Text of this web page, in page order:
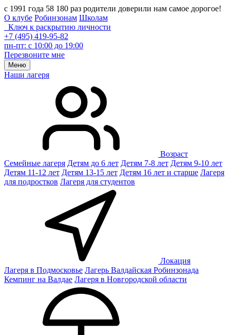
с 1991 года 58 180 раз родители доверили нам самое дорогое!
О клубе Робинзонам Школам
Ключ к раскрытию личности
+7 (495) 419-95-82
пн-пт: с 10:00 до 19:00
Перезвоните мне
Меню
Наши лагеря
Возраст
Семейные лагеря Детям до 6 лет Детям 7-8 лет Детям 9-10 лет
Детям 11-12 лет Детям 13-15 лет Детям 16 лет и старше Лагеря
для подростков Лагеря для студентов
Локация
Лагеря в Подмосковье Лагерь Валдайская Робинзонада
Кемпинг на Валдае Лагеря в Новгородской области